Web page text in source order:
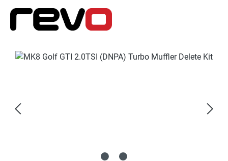
Bildergalerie überspringen